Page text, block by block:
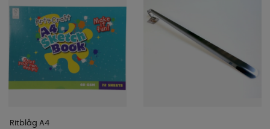
Ritblåg A4